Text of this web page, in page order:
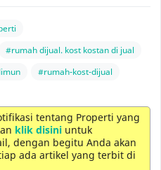
#rumah dijual. kost kostan di jual
#rumah-kost-dijual
tentang Properti yang
klik disini untuk
dengan begitu Anda akan
ada artikel yang terbit di